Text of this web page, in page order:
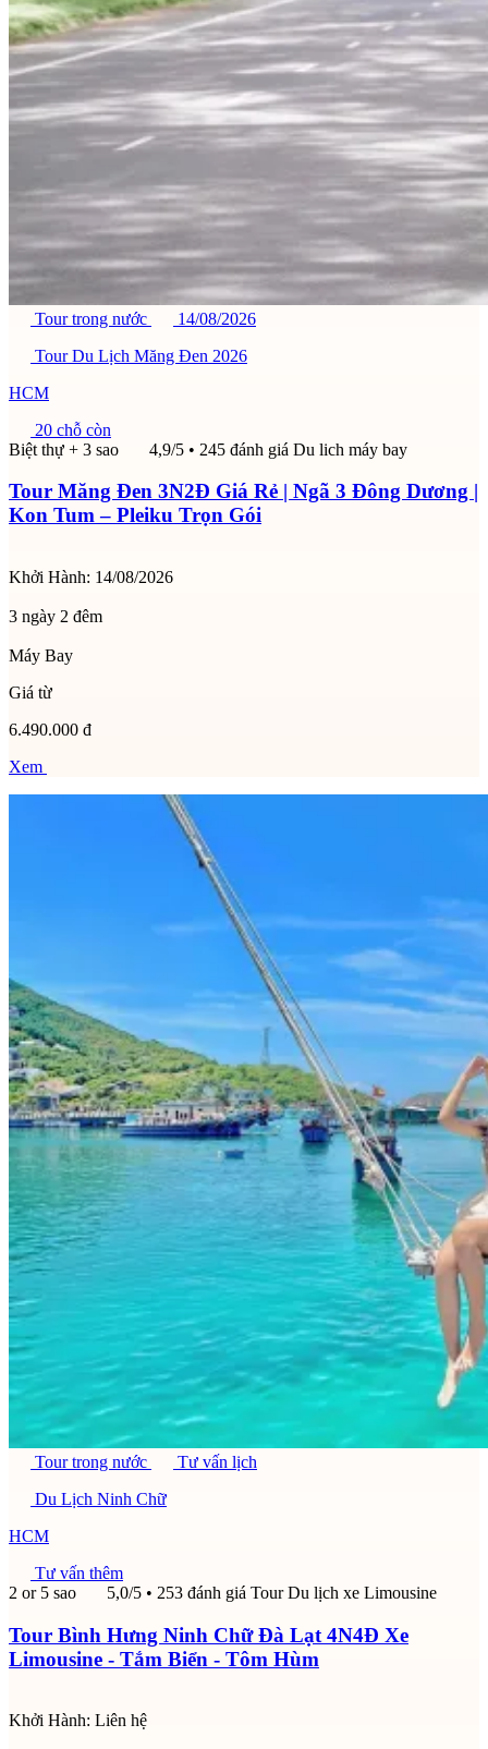
Tour trong nước
14/08/2026
Tour Du Lịch Măng Đen 2026
HCM
20 chỗ còn
Biệt thự + 3 sao
4,9/5 • 245 đánh giá Du lich máy bay
Tour Măng Đen 3N2Đ Giá Rẻ | Ngã 3 Đông Dương |
Kon Tum – Pleiku Trọn Gói
Khởi Hành: 14/08/2026
3 ngày 2 đêm
Máy Bay
Giá từ
6.490.000 đ
Xem
Tour trong nước
Tư vấn lịch
Du Lịch Ninh Chữ
HCM
Tư vấn thêm
2 or 5 sao
5,0/5 • 253 đánh giá Tour Du lịch xe Limousine
Tour Bình Hưng Ninh Chữ Đà Lạt 4N4Đ Xe
Limousine - Tắm Biển - Tôm Hùm
Khởi Hành: Liên hệ